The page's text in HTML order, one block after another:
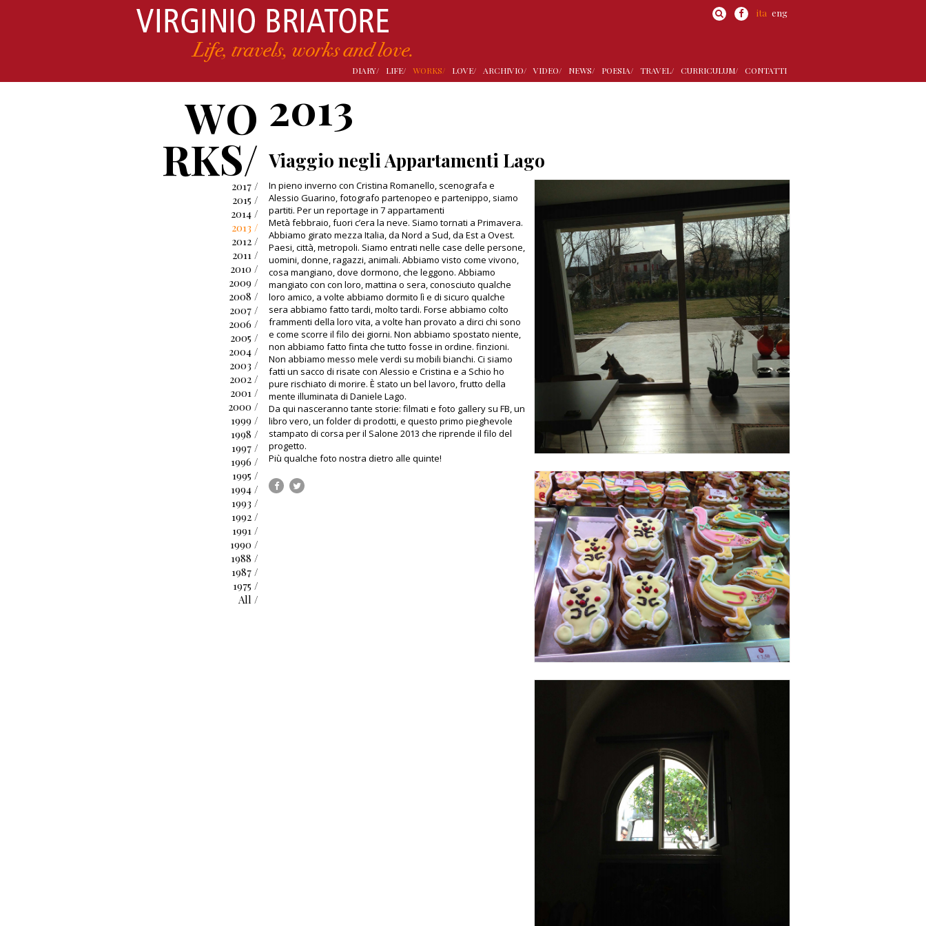
ita eng
DIARY/ LIFE/ WORKS/ LOVE/ ARCHIVIO/ VIDEO/ NEWS/ POESIA/ TRAVEL/ CURRICULUM/ CONTATTI
WO
RKS/
2017 /
2015 /
2014 /
2013 /
2012 /
2011 /
2010 /
2009 /
2008 /
2007 /
2006 /
2005 /
2004 /
2003 /
2002 /
2001 /
2000 /
1999 /
1998 /
1997 /
1996 /
1995 /
1994 /
1993 /
1992 /
1991 /
1990 /
1988 /
1987 /
1975 /
All /
2013
Viaggio negli Appartamenti Lago
In pieno inverno con Cristina Romanello, scenografa e
Alessio Guarino, fotografo partenopeo e partenippo, siamo
partiti. Per un reportage in 7 appartamenti
Metà febbraio, fuori c’era la neve. Siamo tornati a Primavera.
Abbiamo girato mezza Italia, da Nord a Sud, da Est a Ovest.
Paesi, città, metropoli. Siamo entrati nelle case delle persone,
uomini, donne, ragazzi, animali. Abbiamo visto come vivono,
cosa mangiano, dove dormono, che leggono. Abbiamo
mangiato con con loro, mattina o sera, conosciuto qualche
loro amico, a volte abbiamo dormito lì e di sicuro qualche
sera abbiamo fatto tardi, molto tardi. Forse abbiamo colto
frammenti della loro vita, a volte han provato a dirci chi sono
e come scorre il filo dei giorni. Non abbiamo spostato niente,
non abbiamo fatto finta che tutto fosse in ordine. finzioni.
Non abbiamo messo mele verdi su mobili bianchi. Ci siamo
fatti un sacco di risate con Alessio e Cristina e a Schio ho
pure rischiato di morire. È stato un bel lavoro, frutto della
mente illuminata di Daniele Lago.
Da qui nasceranno tante storie: filmati e foto gallery su FB, un
libro vero, un folder di prodotti, e questo primo pieghevole
stampato di corsa per il Salone 2013 che riprende il filo del
progetto.
Più qualche foto nostra dietro alle quinte!